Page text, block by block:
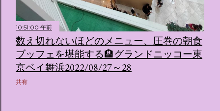
10:51:00 午前
数え切れないほどのメニュー、圧巻の朝食
ブッフェを堪能する🏨グランドニッコー東
京ベイ舞浜2022/08/27～28
共有